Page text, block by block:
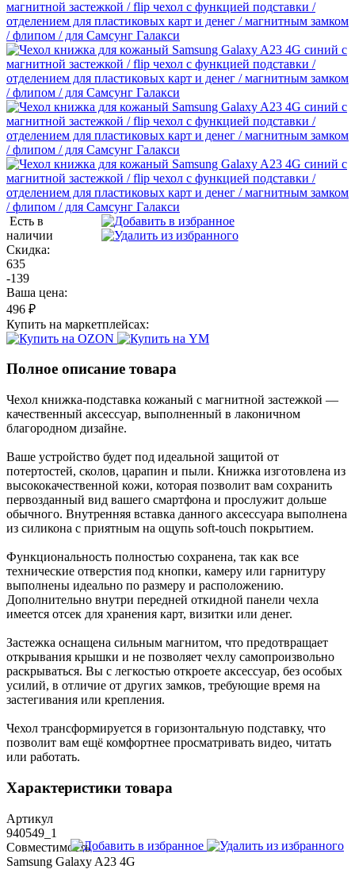
Есть в
наличии
Скидка:
635
-139
Ваша цена:
496 ₽
Купить на маркетплейсах:
Полное описание товара
Чехол книжка-подставка кожаный с магнитной застежкой —
качественный аксессуар, выполненный в лаконичном
благородном дизайне.
Ваше устройство будет под идеальной защитой от
потертостей, сколов, царапин и пыли. Книжка изготовлена из
высококачественной кожи, которая позволит вам сохранить
первозданный вид вашего смартфона и прослужит дольше
обычного. Внутренняя вставка данного аксессуара выполнена
из силикона с приятным на ощупь soft-touch покрытием.
Функциональность полностью сохранена, так как все
технические отверстия под кнопки, камеру или гарнитуру
выполнены идеально по размеру и расположению.
Дополнительно внутри передней откидной панели чехла
имеется отсек для хранения карт, визитки или денег.
Застежка оснащена сильным магнитом, что предотвращает
открывания крышки и не позволяет чехлу самопроизвольно
раскрываться. Вы с легкостью откроете аксессуар, без особых
усилий, в отличие от других замков, требующие время на
застегивания или крепления.
Чехол трансформируется в горизонтальную подставку, что
позволит вам ещё комфортнее просматривать видео, читать
или работать.
Характеристики товара
Артикул
940549_1
Совместимость
Samsung Galaxy A23 4G